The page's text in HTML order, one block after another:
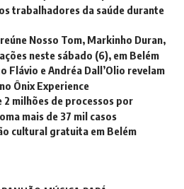
trabalhadores da saúde durante
Nosso Tom, Markinho Duran,
neste sábado (6), em Belém
Flávio e Andréa Dall’Olio revelam
Ônix Experience
milhões de processos por
mais de 37 mil casos
cultural gratuita em Belém